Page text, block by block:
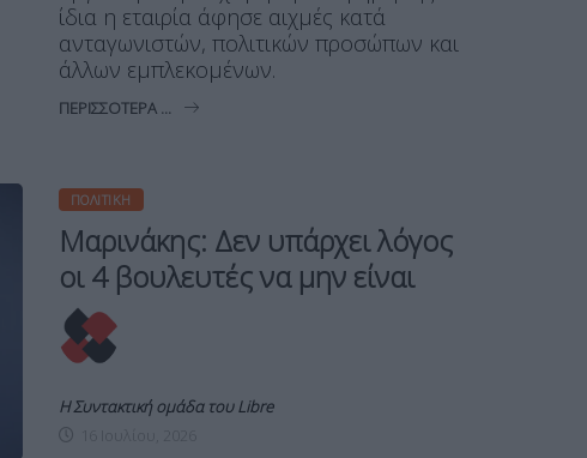
ίδια η εταιρία άφησε αιχμές κατά
ανταγωνιστών, πολιτικών προσώπων και
άλλων εμπλεκομένων.
ΠΕΡΙΣΣΌΤΕΡΑ ...
ΠΟΛΙΤΙΚΉ
Μαρινάκης: Δεν υπάρχει λόγος
οι 4 βουλευτές να μην είναι
Η Συντακτική ομάδα του Libre